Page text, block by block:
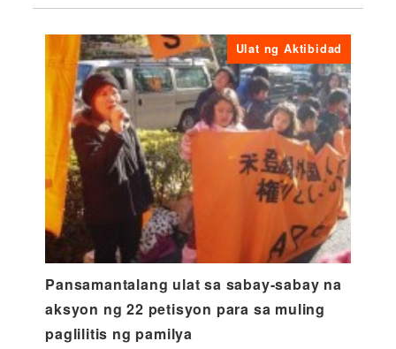
Ulat ng Aktibidad
Pansamantalang ulat sa sabay-sabay na
aksyon ng 22 petisyon para sa muling
paglilitis ng pamilya